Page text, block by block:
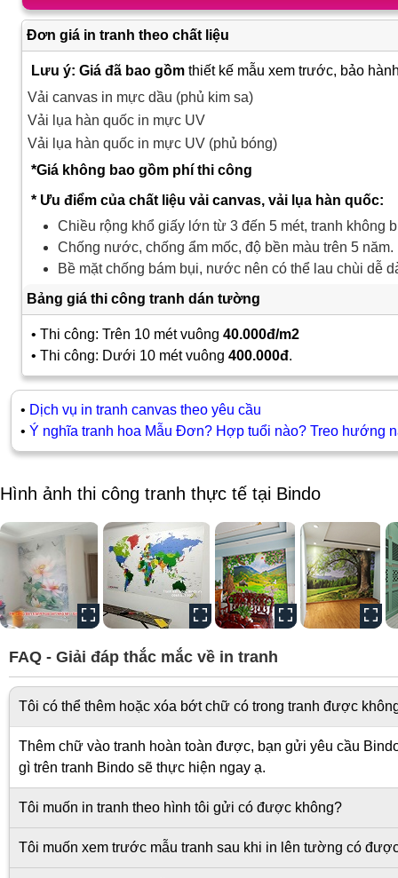
Đơn giá in tranh theo chất liệu
Lưu ý: Giá đã bao gồmthiết kế mẫu xem trước, bảo
Vải canvas in mực dầu (phủ kim sa)
Vải lụa hàn quốc in mực UV
Vải lụa hàn quốc in mực UV (phủ bóng)
*Giá không bao gồm phí thi công
* Ưu điểm của chất liệu vải canvas, vải lụa hàn quốc:
Chiều rộng khổ giấy lớn từ 3 đến 5 mét, tranh không
Chống nước, chống ẩm mốc, độ bền màu trên 5 năm.
Bề mặt chống bám bụi, nước nên có thể lau chùi dễ
Bảng giá thi công tranh dán tường
• Thi công: Trên 10 mét vuông 40.000đ/m2
• Thi công: Dưới 10 mét vuông 400.000đ.
• Dịch vụ in tranh canvas theo yêu cầu
• Ý nghĩa tranh hoa Mẫu Đơn? Hợp tuổi nào? Treo hướng
Hình ảnh thi công tranh thực tế tại Bindo
FAQ - Giải đáp thắc mắc về in tranh
Tôi có thể thêm hoặc xóa bớt chữ có trong tranh được
Thêm chữ vào tranh hoàn toàn được, bạn gửi yêu cầu
gì trên tranh Bindo sẽ thực hiện ngay ạ.
Tôi muốn in tranh theo hình tôi gửi có được không?
Tôi muốn xem trước mẫu tranh sau khi in lên tường có